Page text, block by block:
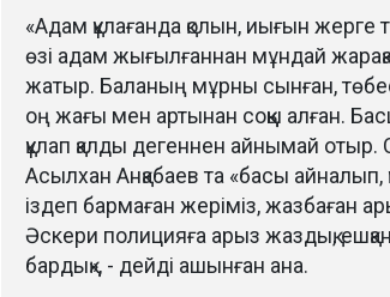
«Адам құлағанда қолын, иығын жерге
өзі адам жығылғаннан мұндай
жатыр. Баланың мұрны сынған,
оң жағы мен артынан соққы алған.
құлап қалды дегеннен айнымай
Асылхан Анқабаев та «басы айналып,
іздеп бармаған жеріміз, жазбаған
Әскери полицияға арыз жаздық,
бардық», - дейді ашынған ана.